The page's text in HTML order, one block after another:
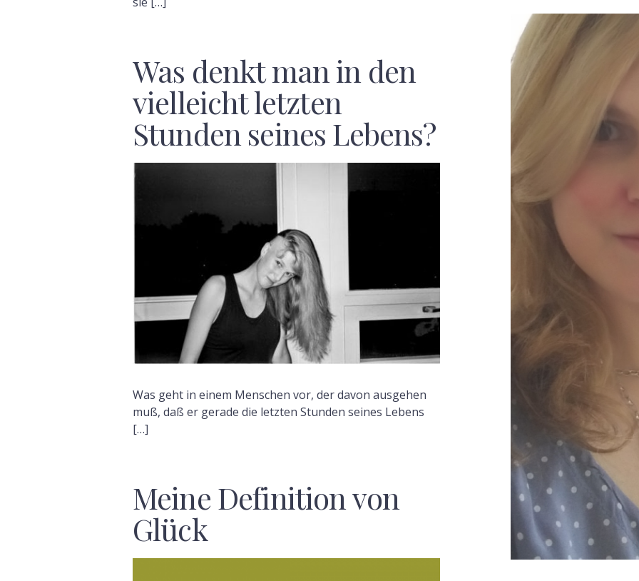
Was denkt man in den
vielleicht letzten
Stunden seines Lebens?
F
Was geht in einem Menschen vor, der davon ausgehen
muß, daß er gerade die letzten Stunden seines Lebens
[…]
Meine Definition von
Glück